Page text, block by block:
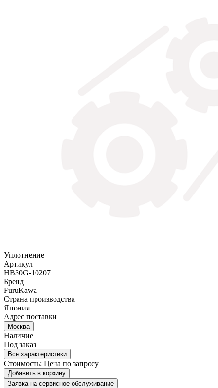
Уплотнение
Артикул
HB30G-10207
Бренд
FuruKawa
Страна производства
Япония
Адрес поставки
Москва
Наличие
Под заказ
Все характеристики
Стоимость: Цена по запросу
Добавить в корзину
Заявка на сервисное обслуживание